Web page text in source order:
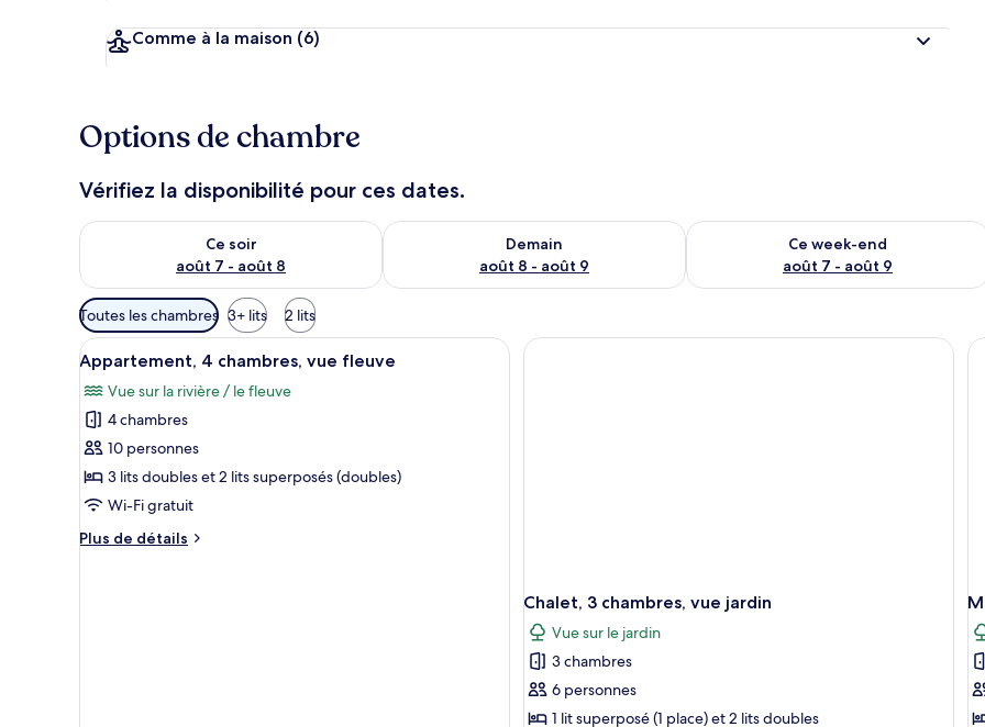
Comme à la maison (6)
Options de chambre
Vérifiez la disponibilité pour ces dates.
Ce soir
août 7 - août 8
Vérifier la disponibilité pour ce soir août 7 - août 8
Demain
août 8 - août 9
Vérifier la disponibilité pour demain août 8 - août 9
Ce week-end
août 7 - août 9
Vérifier la disponibilité pour ce week-
Filtres
disponibles
pour
les
chambres
Toutes les chambres 3+ lits 2 lits
Afficher
toutes
les
photos
pour
ce
type
chambre :
Un lit bien fait, recouvert d’une couverture marron et bleue, une table de chevet avec une lampe, et un
6
Appartement, 4 chambres, vue fleuve
Vue sur la rivière / le fleuve
4 chambres
10 personnes
3 lits doubles et 2 lits superposés (doubles)
Wi-Fi gratuit
Plus de détails
Plus
Chalet, 3 chambres, vue jardin
Vue sur le jardin
3 chambres
6 personnes
1 lit superposé (1 place) et 2 lits doubles